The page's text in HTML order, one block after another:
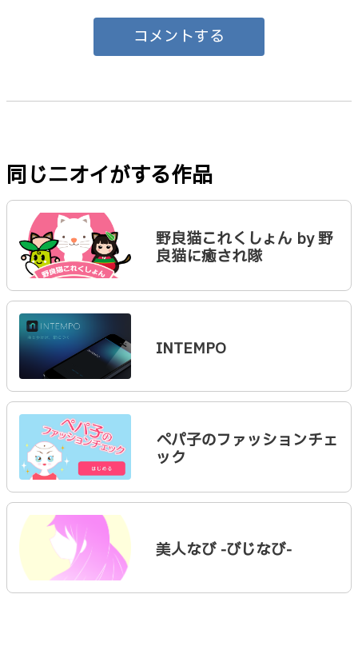
コメントする
同じニオイがする作品
野良猫これくしょん by 野
良猫に癒され隊
INTEMPO
ぺパ子のファッションチェ
ック
美人なび -びじなび-